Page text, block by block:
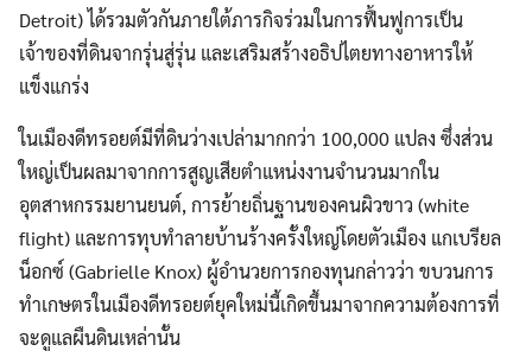
Detroit) ได้รวมตัวกันภายใต้ภารกิจร่วมในการฟื้นฟูการเป็น
เจ้าของที่ดินจากรุ่นสู่รุ่น และเสริมสร้างอธิปไตยทางอาหารให้
แข็งแกร่ง
ในเมืองดีทรอยต์มีที่ดินว่างเปล่ามากกว่า 100,000 แปลง ซึ่งส่วน
ใหญ่เป็นผลมาจากการสูญเสียตำแหน่งงานจำนวนมากใน
อุตสาหกรรมยานยนต์, การย้ายถิ่นฐานของคนผิวขาว (white
flight) และการทุบทำลายบ้านร้างครั้งใหญ่โดยตัวเมือง แกเบรียล
น็อกซ์ (Gabrielle Knox) ผู้อำนวยการกองทุนกล่าวว่า ขบวนการ
ทำเกษตรในเมืองดีทรอยต์ยุคใหม่นี้เกิดขึ้นมาจากความต้องการที่
จะดูแลผืนดินเหล่านั้น